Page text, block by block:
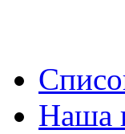
Наша